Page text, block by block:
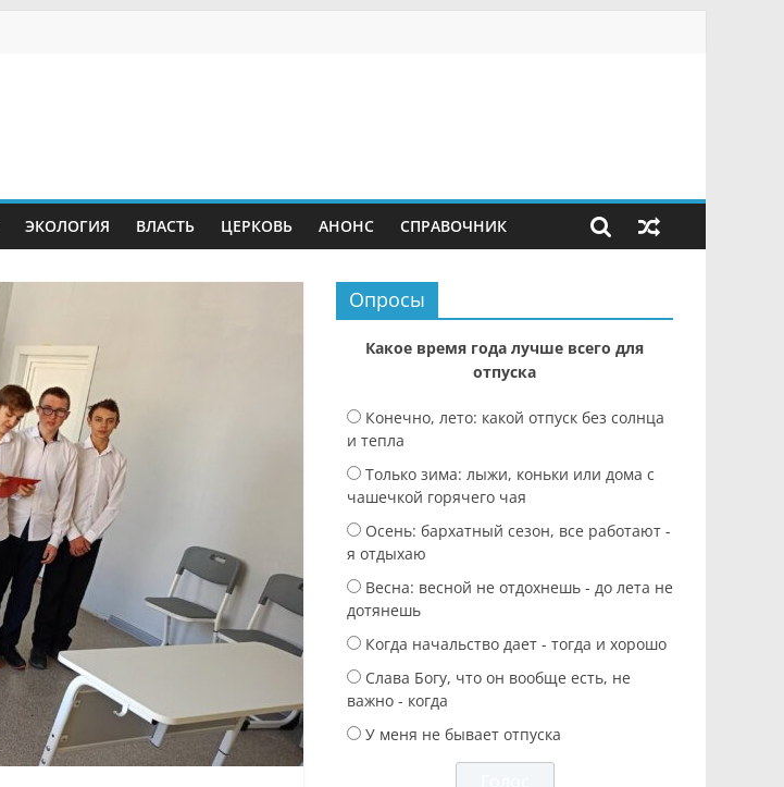
ЭКОЛОГИЯ ВЛАСТЬ ЦЕРКОВЬ АНОНС СПРАВОЧНИК
Опросы
Какое время года лучше всего для
отпуска
Конечно, лето: какой отпуск без солнца
и тепла
Только зима: лыжи, коньки или дома с
чашечкой горячего чая
Осень: бархатный сезон, все работают -
я отдыхаю
Весна: весной не отдохнешь - до лета не
дотянешь
Когда начальство дает - тогда и хорошо
Слава Богу, что он вообще есть, не
важно - когда
У меня не бывает отпуска